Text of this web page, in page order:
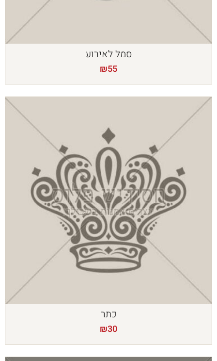
סמל לאירוע
₪55
כתר
₪30